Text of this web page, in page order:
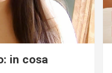
in cosa